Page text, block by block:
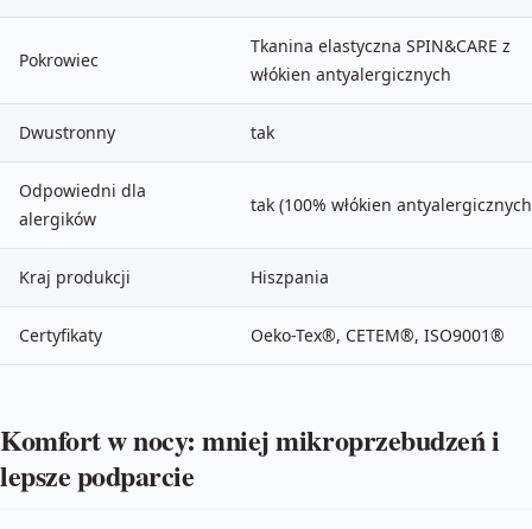
Pokrowiec
Tkanina elastyczna SPIN&CARE z
włókien antyalergicznych
Dwustronny tak
Odpowiedni dla
alergików
tak (100% włókien
Kraj produkcji Hiszpania
Certyfikaty Oeko-Tex®, CETEM®, ISO9001®
Komfort w nocy: mniej mikroprzebudzeń i
lepsze podparcie